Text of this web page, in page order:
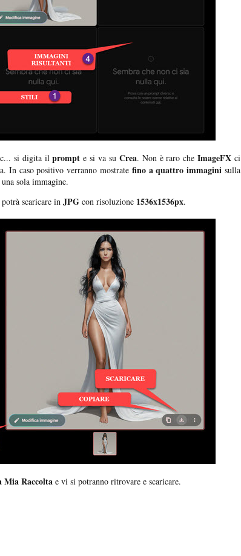
si digita ilprompt e si va su Crea. Non è raro cheImageFX ci
In caso positivo verranno mostrate fino a quattro immagini sulla
sola immagine.
scaricare in JPG con risoluzione 1536x1536px.
Mia Raccolta e vi si potranno ritrovare e scaricare.